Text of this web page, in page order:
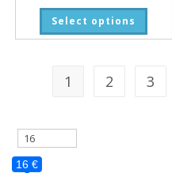
Select options
1 2 3
16 €